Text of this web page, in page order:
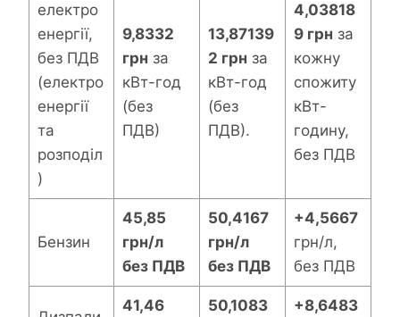
електро
енергії,
без ПДВ
(електро
енергії
та
розподіл
)
9,8332
грн за
кВт-год
(без
ПДВ)
13,87139
2 грн за
кВт-год
(без
ПДВ).
4,03818
9 грн за
кожну
спожиту
кВт-
годину,
без ПДВ
Бензин
45,85
грн/л
без ПДВ
50,4167
грн/л
без ПДВ
+4,5667
грн/л,
без ПДВ
41,46
50,1083
+8,6483